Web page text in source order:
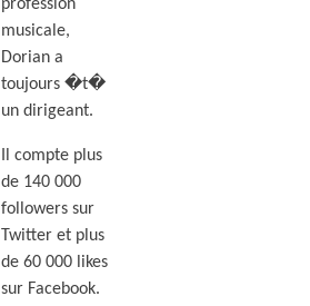
profession
musicale,
Dorian a
toujours �t�
un dirigeant.
Il compte plus
de 140 000
followers sur
Twitter et plus
de 60 000 likes
sur Facebook.